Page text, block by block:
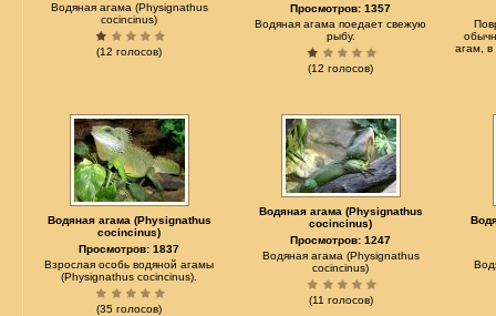
Водяная агама (Physignathus
cocincinus)
(12 голосов)
Просмотров: 1357
Водяная агама поедает свежую
рыбу.
(12 голосов)
агам, в
Водяная агама (Physignathus
cocincinus)
Просмотров: 1837
Взрослая особь водяной агамы
(Physignathus cocincinus).
(35 голосов)
Водяная агама (Physignathus
cocincinus)
Просмотров: 1247
Водяная агама (Physignathus
cocincinus)
(11 голосов)